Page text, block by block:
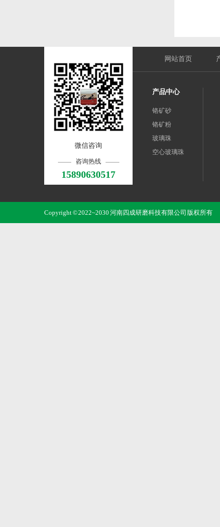
微信咨询
咨询热线
15890630517
网站首页
产品中心
铬矿砂
铬矿粉
玻璃珠
空心玻璃珠
Copyright © 2022~2030 河南四成研磨科技有限公司 版权所